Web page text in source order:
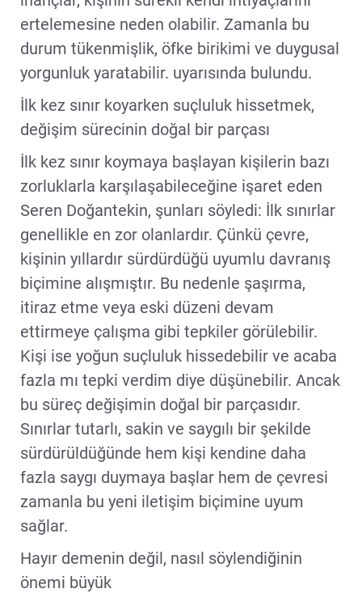
ertelemesine neden olabilir. Zamanla bu
durum tükenmişlik, öfke birikimi ve duygusal
yorgunluk yaratabilir. uyarısında bulundu.
İlk kez sınır koyarken suçluluk hissetmek,
değişim sürecinin doğal bir parçası
İlk kez sınır koymaya başlayan kişilerin bazı
zorluklarla karşılaşabileceğine işaret eden
Seren Doğantekin, şunları söyledi: İlk sınırlar
genellikle en zor olanlardır. Çünkü çevre,
kişinin yıllardır sürdürdüğü uyumlu davranış
biçimine alışmıştır. Bu nedenle şaşırma,
itiraz etme veya eski düzeni devam
ettirmeye çalışma gibi tepkiler görülebilir.
Kişi ise yoğun suçluluk hissedebilir ve acaba
fazla mı tepki verdim diye düşünebilir. Ancak
bu süreç değişimin doğal bir parçasıdır.
Sınırlar tutarlı, sakin ve saygılı bir şekilde
sürdürüldüğünde hem kişi kendine daha
fazla saygı duymaya başlar hem de çevresi
zamanla bu yeni iletişim biçimine uyum
sağlar.
Hayır demenin değil, nasıl söylendiğinin
önemi büyük